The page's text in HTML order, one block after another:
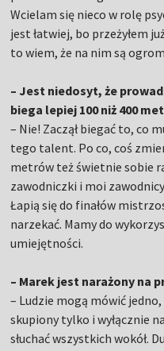
Wcielam się nieco w rolę
jest łatwiej, bo przeżyłem
to wiem, że na nim są
– Jest niedosyt, że
biega lepiej 100 niż 400
– Nie! Zaczął biegać to, co
tego talent. Po co, coś
metrów też świetnie sobie
zawodniczki i moi
Łapią się do finałów
narzekać. Mamy do
umiejętności.
– Marek jest narażony na
– Ludzie mogą mówić
skupiony tylko i wyłącznie
słuchać wszystkich wokół.